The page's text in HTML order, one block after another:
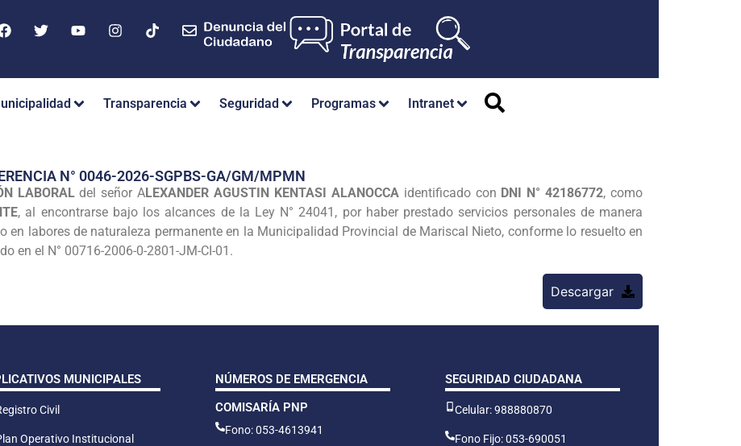
Transparencia Seguridad Programas Intranet
N° 0046-2026-SGPBS-GA/GM/MPMN
LABORALdel señor ALEXANDER AGUSTIN KENTASI ALANOCCAidentificado con DNI N° 42186772, como
, al encontrarse bajo los alcances de la Ley N° 24041, por haber prestado servicios personales de manera
en labores de naturaleza permanente en la Municipalidad Provincial de Mariscal Nieto, conforme lo resuelto en
en el N° 00716-2006-0-2801-JM-CI-01.
Descargar
MUNICIPALES
Civil
Operativo Institucional
NÚMEROS DE EMERGENCIA
COMISARÍA PNP
Fono: 053-4613941
SEGURIDAD CIUDADANA
Celular: 988880870
Fono Fijo: 053-690051